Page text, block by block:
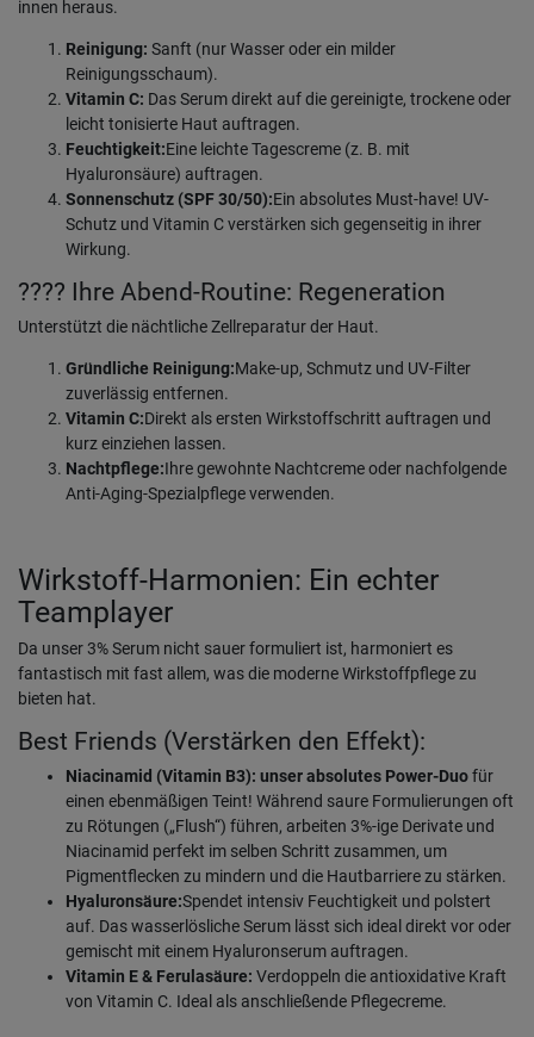
innen heraus.
Reinigung: Sanft (nur Wasser oder ein milder
Reinigungsschaum).
Vitamin C: Das Serum direkt auf die gereinigte, trockene oder
leicht tonisierte Haut auftragen.
Feuchtigkeit:Eine leichte Tagescreme (z. B. mit
Hyaluronsäure) auftragen.
Sonnenschutz (SPF 30/50):Ein absolutes Must-have! UV-
Schutz und Vitamin C verstärken sich gegenseitig in ihrer
Wirkung.
???? Ihre Abend-Routine: Regeneration
Unterstützt die nächtliche Zellreparatur der Haut.
Gründliche Reinigung:Make-up, Schmutz und UV-Filter
zuverlässig entfernen.
Vitamin C:Direkt als ersten Wirkstoffschritt auftragen und
kurz einziehen lassen.
Nachtpflege:Ihre gewohnte Nachtcreme oder nachfolgende
Anti-Aging-Spezialpflege verwenden.
Wirkstoff-Harmonien: Ein echter
Teamplayer
Da unser 3% Serum nicht sauer formuliert ist, harmoniert es
fantastisch mit fast allem, was die moderne Wirkstoffpflege zu
bieten hat.
Best Friends (Verstärken den Effekt):
Niacinamid (Vitamin B3): unser absolutes Power-Duofür
einen ebenmäßigen Teint! Während saure Formulierungen oft
zu Rötungen („Flush“) führen, arbeiten 3%-ige Derivate und
Niacinamid perfekt im selben Schritt zusammen, um
Pigmentflecken zu mindern und die Hautbarriere zu stärken.
Hyaluronsäure:Spendet intensiv Feuchtigkeit und polstert
auf. Das wasserlösliche Serum lässt sich ideal direkt vor oder
gemischt mit einem Hyaluronserum auftragen.
Vitamin E & Ferulasäure: Verdoppeln die antioxidative Kraft
von Vitamin C. Ideal als anschließende Pflegecreme.